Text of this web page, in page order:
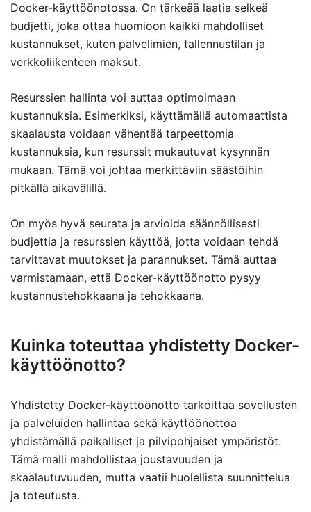
Docker-käyttöönotossa. On tärkeää laatia selkeä
budjetti, joka ottaa huomioon kaikki mahdolliset
kustannukset, kuten palvelimien, tallennustilan ja
verkkoliikenteen maksut.
Resurssien hallinta voi auttaa optimoimaan
kustannuksia. Esimerkiksi, käyttämällä automaattista
skaalausta voidaan vähentää tarpeettomia
kustannuksia, kun resurssit mukautuvat kysynnän
mukaan. Tämä voi johtaa merkittäviin säästöihin
pitkällä aikavälillä.
On myös hyvä seurata ja arvioida säännöllisesti
budjettia ja resurssien käyttöä, jotta voidaan tehdä
tarvittavat muutokset ja parannukset. Tämä auttaa
varmistamaan, että Docker-käyttöönotto pysyy
kustannustehokkaana ja tehokkaana.
Kuinka toteuttaa yhdistetty Docker-
käyttöönotto?
Yhdistetty Docker-käyttöönotto tarkoittaa sovellusten
ja palveluiden hallintaa sekä käyttöönottoa
yhdistämällä paikalliset ja pilvipohjaiset ympäristöt.
Tämä malli mahdollistaa joustavuuden ja
skaalautuvuuden, mutta vaatii huolellista suunnittelua
ja toteutusta.